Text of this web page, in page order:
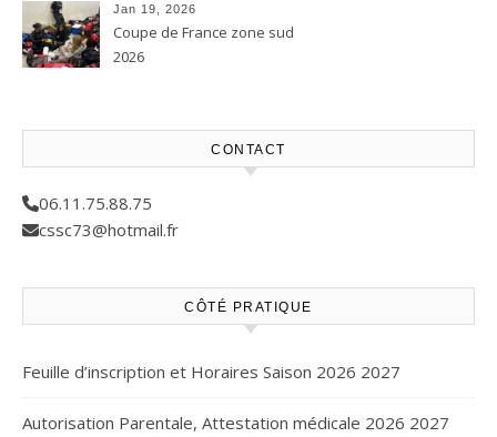
Jan 19, 2026
Coupe de France zone sud
2026
CONTACT
06.11.75.88.75
cssc73@hotmail.fr
CÔTÉ PRATIQUE
Feuille d’inscription et Horaires Saison 2026 2027
Autorisation Parentale, Attestation médicale 2026 2027